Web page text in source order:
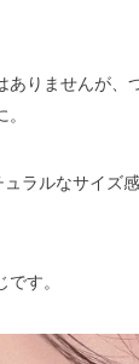
ありませんが、
ュラルなサイズ
す。